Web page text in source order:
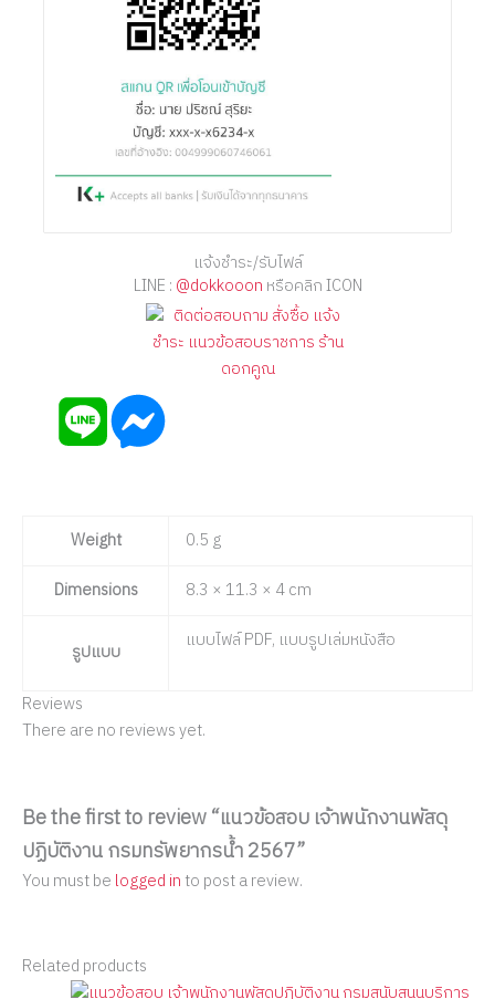
แจ้งชำระ/รับไฟล์
LINE : @dokkooon หรือคลิก ICON
Weight
0.5 g
Dimensions
8.3 × 11.3 × 4 cm
รูปแบบ แบบไฟล์ PDF, แบบรูปเล่มหนังสือ
Reviews
There are no reviews yet.
Be the first to review “แนวข้อสอบ เจ้าพนักงานพัสดุ
ปฏิบัติงาน กรมทรัพยากรน้ำ 2567”
You must be logged in to post a review.
Related products